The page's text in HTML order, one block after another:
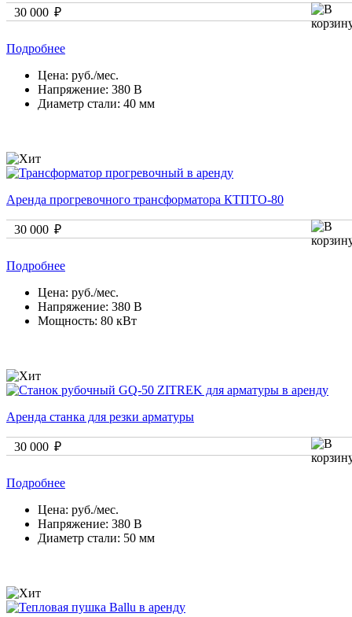
30 000 ₽
Подробнее
Цена: руб./мес.
Напряжение: 380 В
Диаметр стали: 40 мм
Аренда прогревочного трансформатора КТПТО-80
30 000 ₽
Подробнее
Цена: руб./мес.
Напряжение: 380 В
Мощность: 80 кВт
Аренда станка для резки арматуры
30 000 ₽
Подробнее
Цена: руб./мес.
Напряжение: 380 В
Диаметр стали: 50 мм